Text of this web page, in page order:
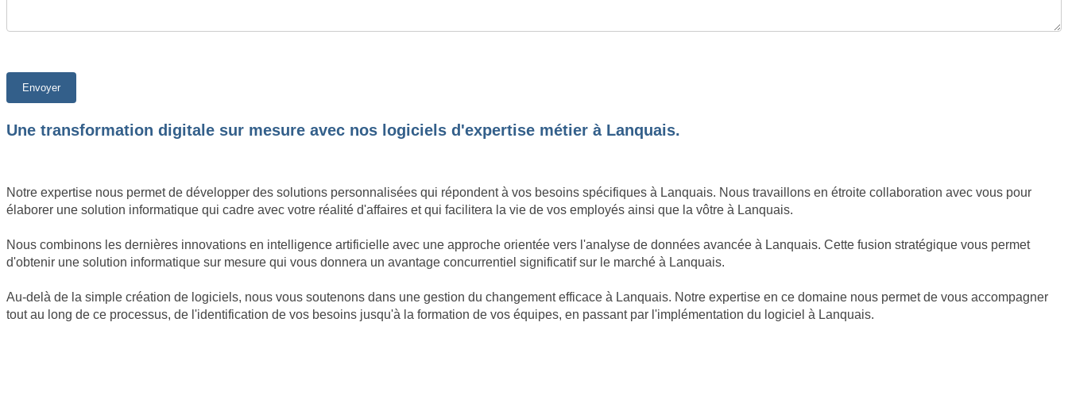
Une transformation digitale sur mesure avec nos logiciels d'expertise métier à Lanquais.
Notre expertise nous permet de développer des solutions personnalisées qui répondent à vos besoins spécifiques à Lanquais. Nous travaillons en étroite collaboration avec vous pour
élaborer une solution informatique qui cadre avec votre réalité d'affaires et qui facilitera la vie de vos employés ainsi que la vôtre à Lanquais.
Nous combinons les dernières innovations en intelligence artificielle avec une approche orientée vers l'analyse de données avancée à Lanquais. Cette fusion stratégique vous permet
d'obtenir une solution informatique sur mesure qui vous donnera un avantage concurrentiel significatif sur le marché à Lanquais.
Au-delà de la simple création de logiciels, nous vous soutenons dans une gestion du changement efficace à Lanquais. Notre expertise en ce domaine nous permet de vous accompagner
tout au long de ce processus, de l'identification de vos besoins jusqu'à la formation de vos équipes, en passant par l'implémentation du logiciel à Lanquais.